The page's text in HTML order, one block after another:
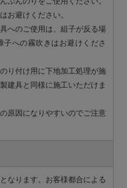
お避けください。
へのご使用は、組子が反る場
への霧吹きはお避けくださ
り付け用に下地加工処理が施
建具と同様に施工いただけま
原因になりやすいのでご注意
なります。お客様都合による